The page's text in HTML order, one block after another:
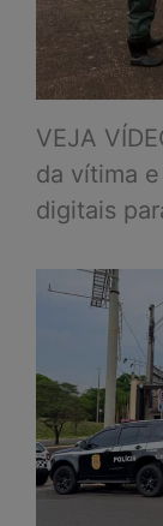
VEJA
da vítima
digitais